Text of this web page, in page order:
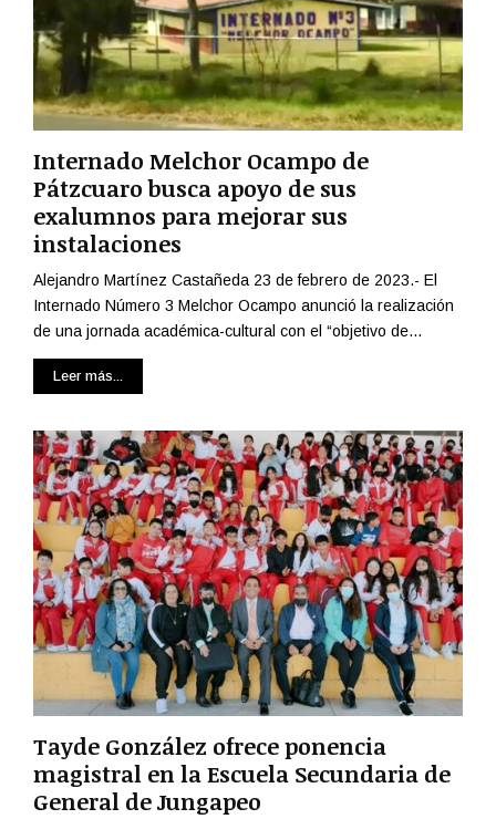
Internado Melchor Ocampo de
Pátzcuaro busca apoyo de sus
exalumnos para mejorar sus
instalaciones
Alejandro Martínez Castañeda 23 de febrero de 2023.- El
Internado Número 3 Melchor Ocampo anunció la realización
de una jornada académica-cultural con el “objetivo de...
Leer más...
Tayde González ofrece ponencia
magistral en la Escuela Secundaria de
General de Jungapeo